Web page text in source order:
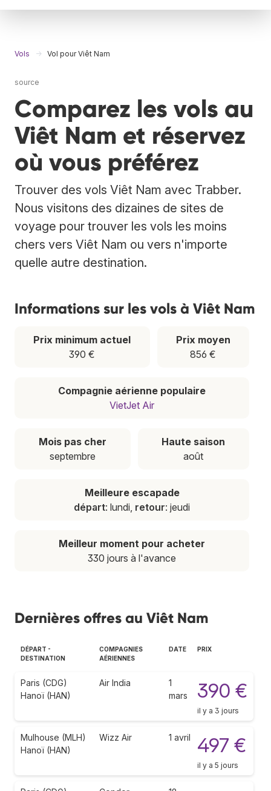
Vols Vol pour Viêt Nam
source
Comparez les vols au
Viêt Nam et réservez
où vous préférez
Trouver des vols Viêt Nam avec Trabber.
Nous visitons des dizaines de sites de
voyage pour trouver les vols les moins
chers vers Viêt Nam ou vers n'importe
quelle autre destination.
Informations sur les vols à Viêt Nam
Prix minimum actuel
390 €
Prix moyen
856 €
Compagnie aérienne populaire
VietJet Air
Mois pas cher
septembre
Haute saison
août
Meilleure escapade
départ: lundi, retour: jeudi
Meilleur moment pour acheter
330 jours à l'avance
Dernières offres au Viêt Nam
DÉPART -
DESTINATION
COMPAGNIES
AÉRIENNES
DATE PRIX
Paris (CDG)
Hanoï (HAN)
Air India
1
mars
390 €
il y a 3 jours
Mulhouse (MLH)
Hanoï (HAN)
Wizz Air 1 avril 497 €
il y a 5 jours